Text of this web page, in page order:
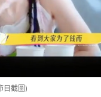
目截圖)